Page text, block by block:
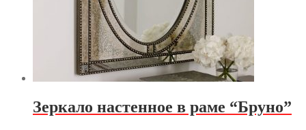
Зеркало настенное в раме “Бруно”